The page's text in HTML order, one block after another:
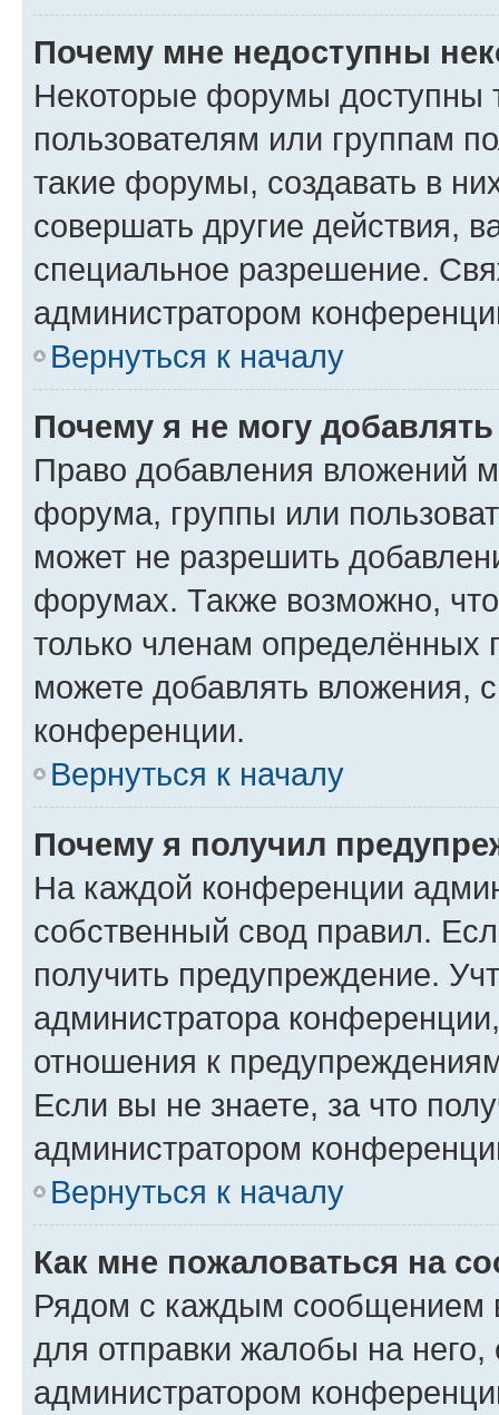
Почему мне недоступны
Некоторые форумы доступны
пользователям или группам
такие форумы, создавать в
совершать другие действия,
специальное разрешение.
администратором
Вернуться к началу
Почему я не могу
Право добавления вложений
форума, группы или
может не разрешить
форумах. Также возможно,
только членам определённых
можете добавлять вложения,
конференции.
Вернуться к началу
Почему я получил
На каждой конференции
собственный свод правил.
получить предупреждение.
администратора
отношения к
Если вы не знаете, за что
администратором
Вернуться к началу
Как мне пожаловаться на
Рядом с каждым сообщением
для отправки жалобы на
администратором